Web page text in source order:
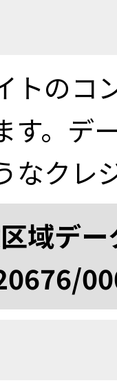
トのコ
す。デ
なクレ
区域デ